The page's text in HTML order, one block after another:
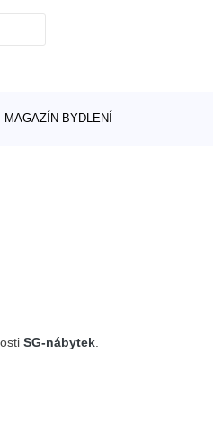
MAGAZÍN BYDLENÍ
SG-nábytek